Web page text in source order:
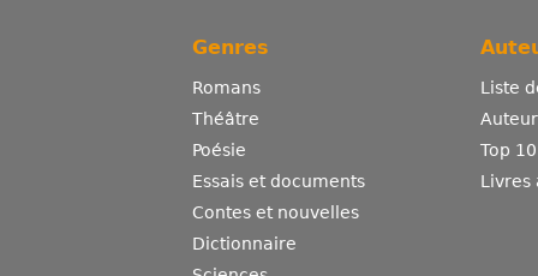
Genres
Romans
Théâtre
Poésie
Essais et documents
Contes et nouvelles
Dictionnaire
Liste
Top
Livres